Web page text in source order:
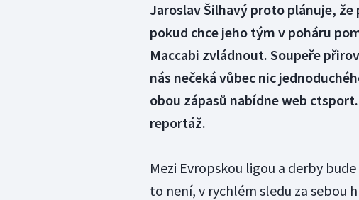
Jaroslav Šilhavý proto plánuje,
pokud chce jeho tým v poháru
Maccabi zvládnout. Soupeře
nás nečeká vůbec nic
obou zápasů nabídne web
reportáž.
Mezi Evropskou ligou a derby
to není, v rychlém sledu za sebou